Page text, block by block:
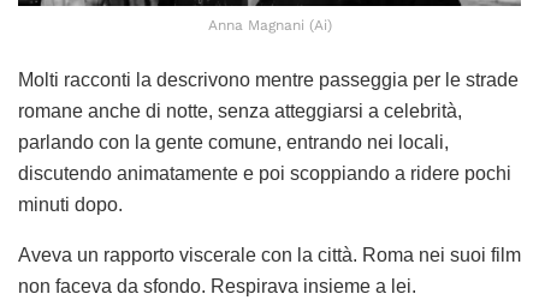
Anna Magnani (Ai)
Molti racconti la descrivono mentre passeggia per le strade
romane anche di notte, senza atteggiarsi a celebrità,
parlando con la gente comune, entrando nei locali,
discutendo animatamente e poi scoppiando a ridere pochi
minuti dopo.
Aveva un rapporto viscerale con la città. Roma nei suoi film
non faceva da sfondo. Respirava insieme a lei.